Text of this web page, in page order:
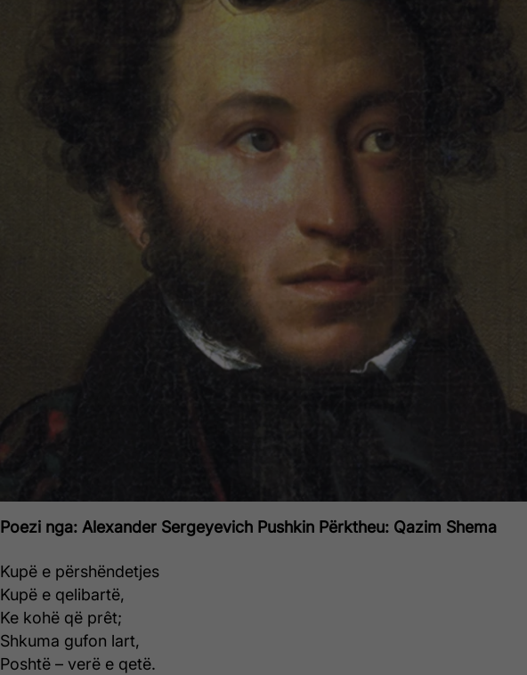
Poezi nga: Alexander Sergeyevich Pushkin Përktheu: Qazim Shema
Kupë e përshëndetjes
Kupë e qelibartë,
Ke kohë që prêt;
Shkuma gufon lart,
Poshtë – verë e qetë.